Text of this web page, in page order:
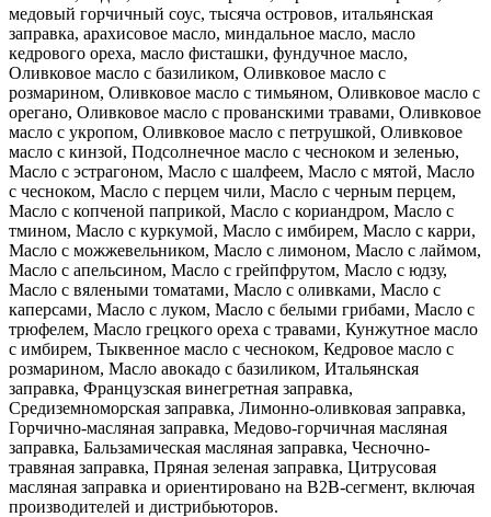
медовый горчичный соус, тысяча островов, итальянская
заправка, арахисовое масло, миндальное масло, масло
кедрового ореха, масло фисташки, фундучное масло,
Оливковое масло с базиликом, Оливковое масло с
розмарином, Оливковое масло с тимьяном, Оливковое масло с
орегано, Оливковое масло с прованскими травами, Оливковое
масло с укропом, Оливковое масло с петрушкой, Оливковое
масло с кинзой, Подсолнечное масло с чесноком и зеленью,
Масло с эстрагоном, Масло с шалфеем, Масло с мятой, Масло
с чесноком, Масло с перцем чили, Масло с черным перцем,
Масло с копченой паприкой, Масло с кориандром, Масло с
тмином, Масло с куркумой, Масло с имбирем, Масло с карри,
Масло с можжевельником, Масло с лимоном, Масло с лаймом,
Масло с апельсином, Масло с грейпфрутом, Масло с юдзу,
Масло с вялеными томатами, Масло с оливками, Масло с
каперсами, Масло с луком, Масло с белыми грибами, Масло с
трюфелем, Масло грецкого ореха с травами, Кунжутное масло
с имбирем, Тыквенное масло с чесноком, Кедровое масло с
розмарином, Масло авокадо с базиликом, Итальянская
заправка, Французская винегретная заправка,
Средиземноморская заправка, Лимонно-оливковая заправка,
Горчично-масляная заправка, Медово-горчичная масляная
заправка, Бальзамическая масляная заправка, Чесночно-
травяная заправка, Пряная зеленая заправка, Цитрусовая
масляная заправка и ориентировано на B2B-сегмент, включая
производителей и дистрибьюторов.